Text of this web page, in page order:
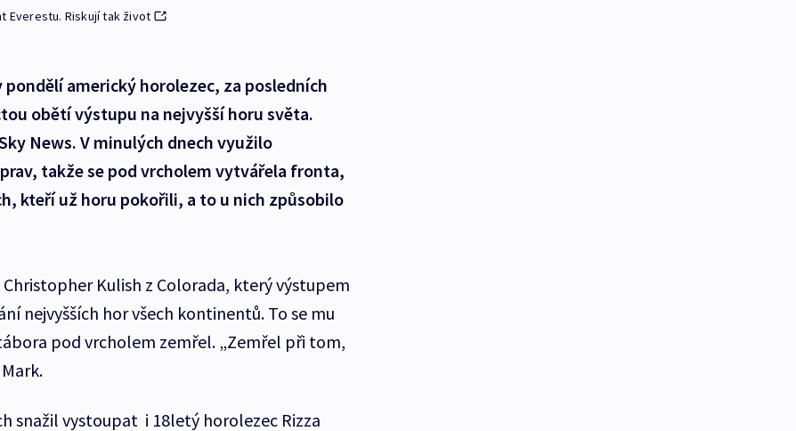
Everestu. Riskují tak život
americký horolezec, za posledních
obětí výstupu na nejvyšší horu světa.
News. V minulých dnech využilo
takže se pod vrcholem vytvářela fronta,
kteří už horu pokořili, a to u nich způsobilo
Kulish z Colorada, který výstupem
nejvyšších hor všech kontinentů. To se mu
pod vrcholem zemřel. „Zemřel při tom,
snažil vystoupat i 18letý horolezec Rizza